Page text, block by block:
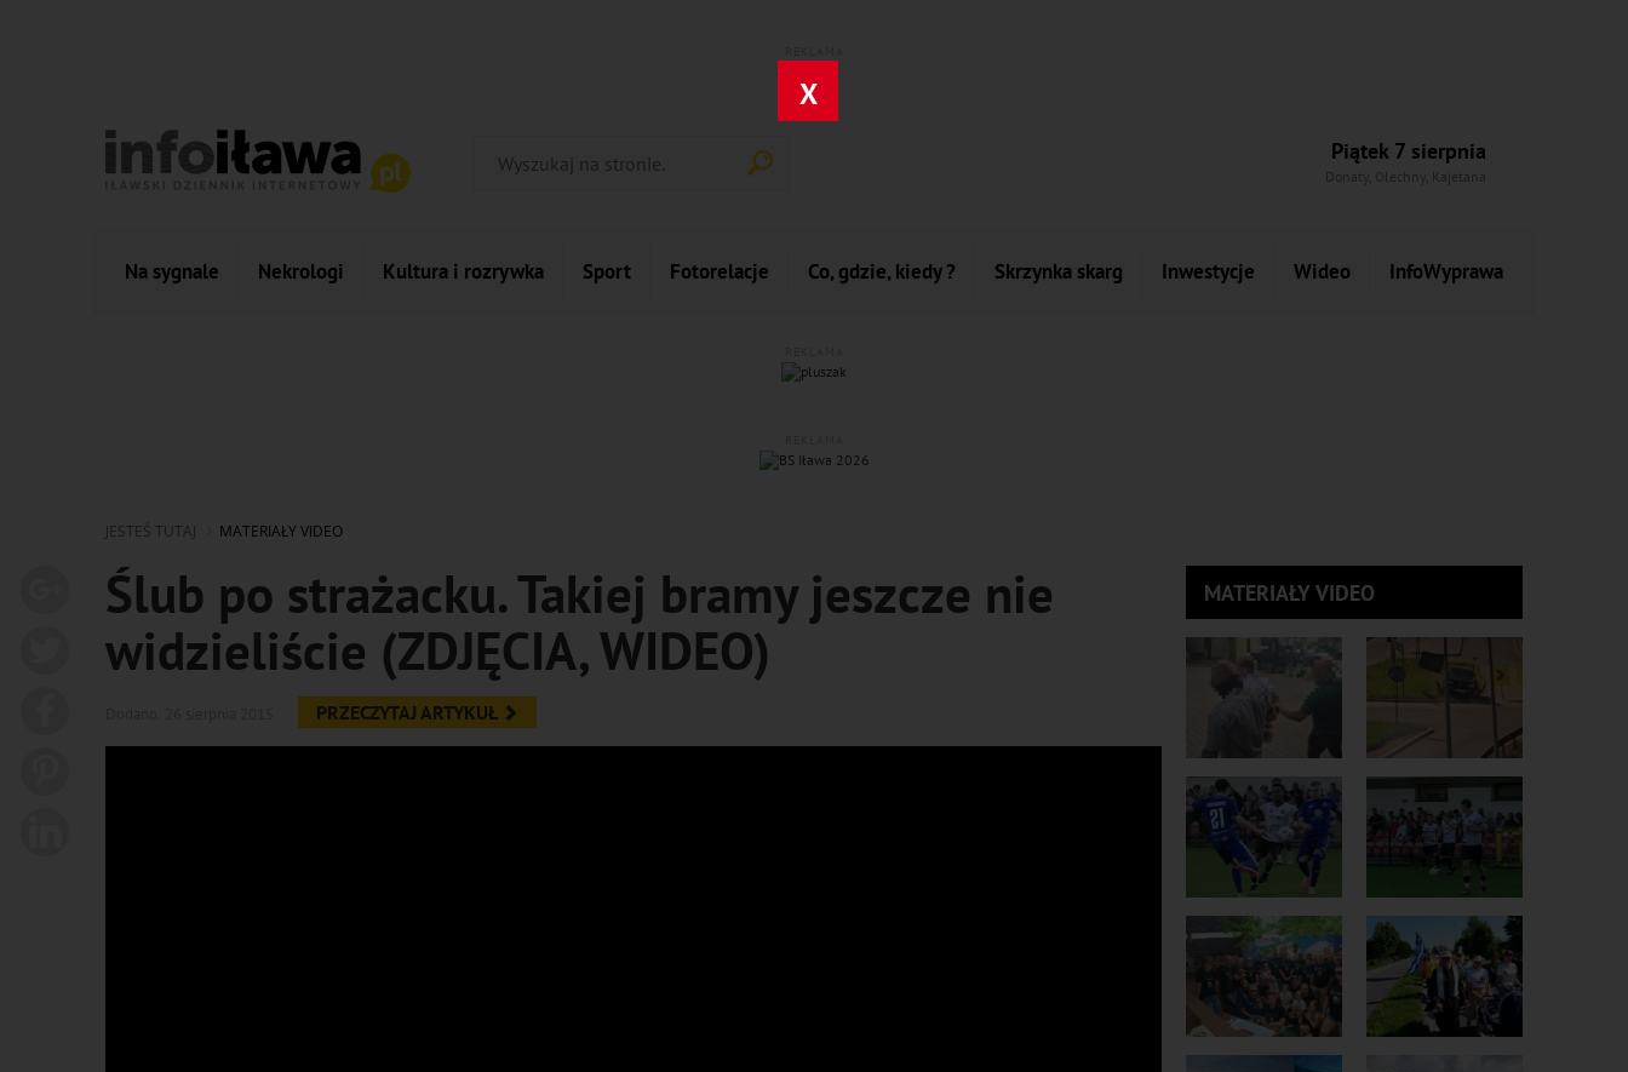
X
Piątek 7 sierpnia
Donaty, Olechny, Kajetana
Na sygnale Nekrologi Kultura i rozrywka Sport Fotorelacje Co, gdzie, kiedy ? Skrzynka skarg Inwestycje Wideo InfoWyprawa
JESTEŚ TUTAJ MATERIAŁY VIDEO
Ślub po strażacku. Takiej bramy jeszcze nie
widzieliście (ZDJĘCIA, WIDEO)
PRZECZYTAJ ARTYKUŁ
MATERIAŁY VIDEO